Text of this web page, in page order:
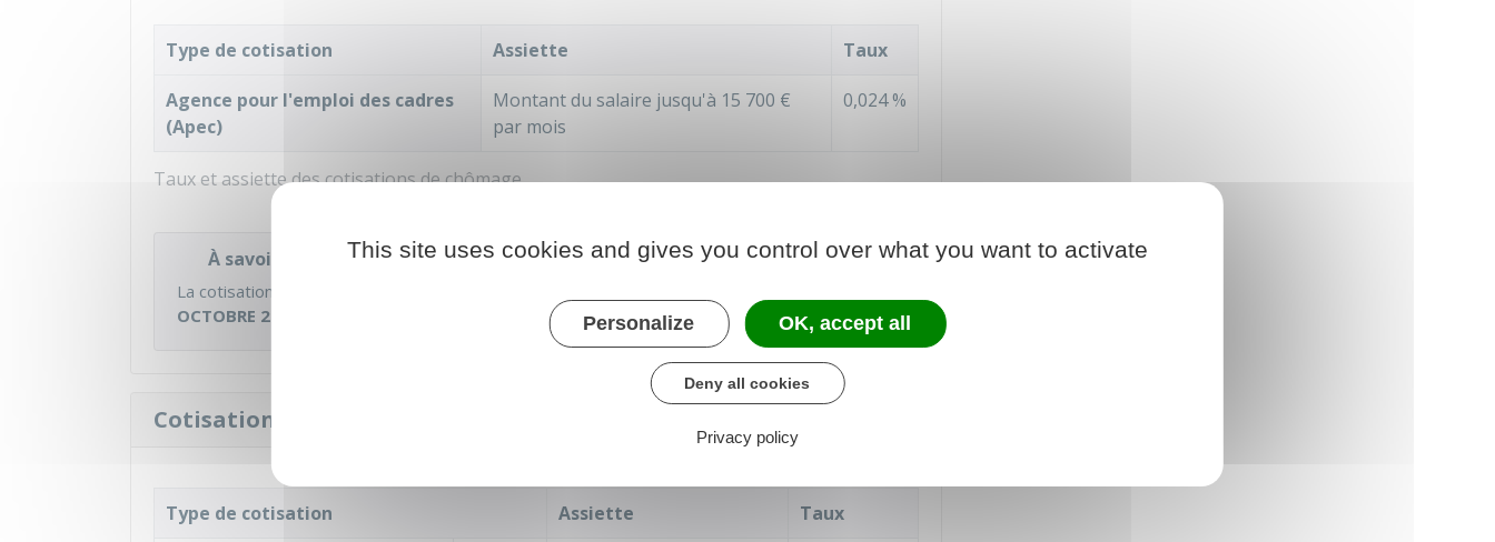
Taux et assiette des cotisations de chômage
Type de cotisation Assiette Taux
Agence pour l'emploi des cadres
(Apec)
Montant du salaire jusqu'à 15 700 €
par mois
0,024 %
À savoir
La cotisation salariale d'assurance chômage a été supprimée totalement depuis le
OCTOBRE 2018
Cotisations de retraite complémentaire
Type de cotisation Assiette Taux
This site uses cookies and gives you control over what you want to activate
Personalize OK, accept all
Deny all cookies
Privacy policy